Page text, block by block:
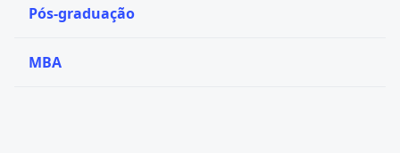
Pós-graduação
MBA